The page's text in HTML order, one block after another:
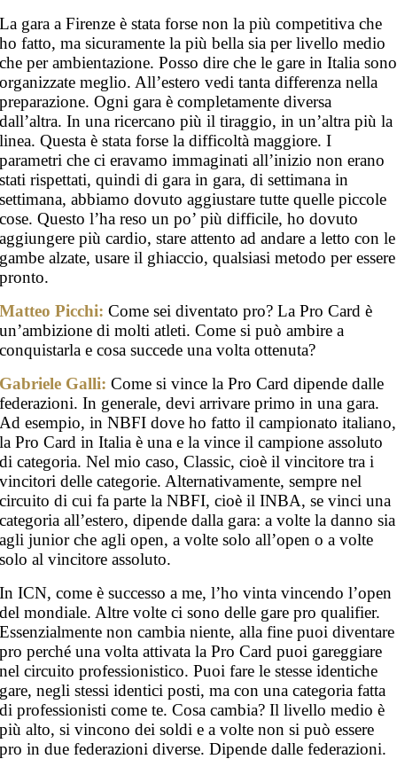
La gara a Firenze è stata forse non la più competitiva che
ho fatto, ma sicuramente la più bella sia per livello medio
che per ambientazione. Posso dire che le gare in Italia sono
organizzate meglio. All’estero vedi tanta differenza nella
preparazione. Ogni gara è completamente diversa
dall’altra. In una ricercano più il tiraggio, in un’altra più la
linea. Questa è stata forse la difficoltà maggiore. I
parametri che ci eravamo immaginati all’inizio non erano
stati rispettati, quindi di gara in gara, di settimana in
settimana, abbiamo dovuto aggiustare tutte quelle piccole
cose. Questo l’ha reso un po’ più difficile, ho dovuto
aggiungere più cardio, stare attento ad andare a letto con le
gambe alzate, usare il ghiaccio, qualsiasi metodo per essere
pronto.
Matteo Picchi: Come sei diventato pro? La Pro Card è
un’ambizione di molti atleti. Come si può ambire a
conquistarla e cosa succede una volta ottenuta?
Gabriele Galli: Come si vince la Pro Card dipende dalle
federazioni. In generale, devi arrivare primo in una gara.
Ad esempio, in NBFI dove ho fatto il campionato italiano,
la Pro Card in Italia è una e la vince il campione assoluto
di categoria. Nel mio caso, Classic, cioè il vincitore tra i
vincitori delle categorie. Alternativamente, sempre nel
circuito di cui fa parte la NBFI, cioè il INBA, se vinci una
categoria all’estero, dipende dalla gara: a volte la danno sia
agli junior che agli open, a volte solo all’open o a volte
solo al vincitore assoluto.
In ICN, come è successo a me, l’ho vinta vincendo l’open
del mondiale. Altre volte ci sono delle gare pro qualifier.
Essenzialmente non cambia niente, alla fine puoi diventare
pro perché una volta attivata la Pro Card puoi gareggiare
nel circuito professionistico. Puoi fare le stesse identiche
gare, negli stessi identici posti, ma con una categoria fatta
di professionisti come te. Cosa cambia? Il livello medio è
più alto, si vincono dei soldi e a volte non si può essere
pro in due federazioni diverse. Dipende dalle federazioni.